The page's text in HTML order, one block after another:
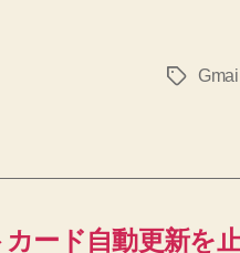
タ
ード自動更新を